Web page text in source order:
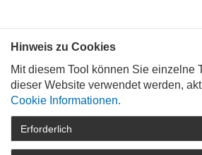
STARTSEITE
Hinweis zu Cookies
Mit diesem Tool können Sie einzelne
dieser Website verwendet werden,
Cookie Informationen.
Erforderlich